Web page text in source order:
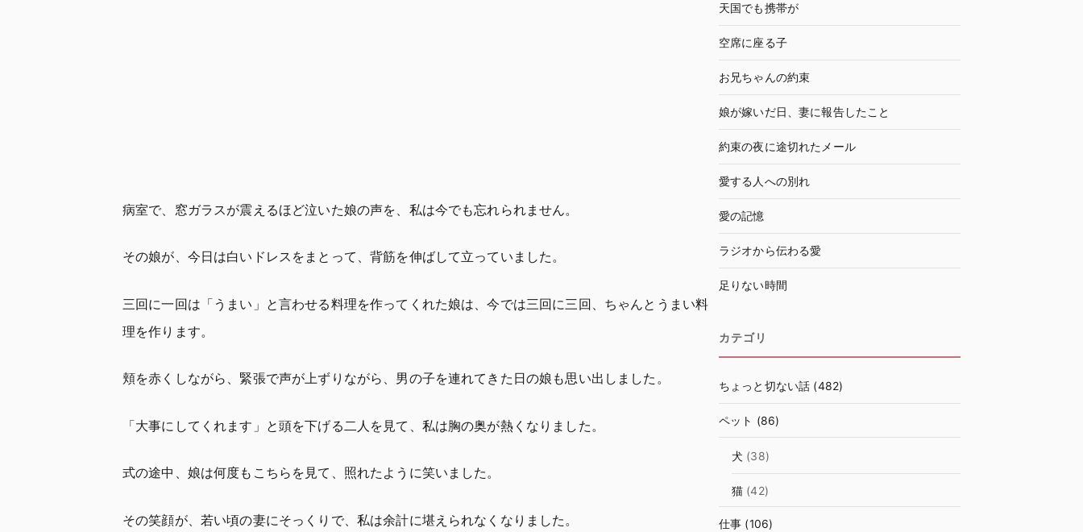
病室で、窓ガラスが震えるほど泣いた娘の声を、私は今でも忘れられません。
その娘が、今日は白いドレスをまとって、背筋を伸ばして立っていました。
三回に一回は「うまい」と言わせる料理を作ってくれた娘は、今では三回に三回、ちゃんとうまい料
理を作ります。
頬を赤くしながら、緊張で声が上ずりながら、男の子を連れてきた日の娘も思い出しました。
「大事にしてくれます」と頭を下げる二人を見て、私は胸の奥が熱くなりました。
式の途中、娘は何度もこちらを見て、照れたように笑いました。
その笑顔が、若い頃の妻にそっくりで、私は余計に堪えられなくなりました。
天国でも携帯が
空席に座る子
お兄ちゃんの約束
娘が嫁いだ日、妻に報告したこと
約束の夜に途切れたメール
愛する人への別れ
愛の記憶
ラジオから伝わる愛
足りない時間
カテゴリ
ちょっと切ない話 (482)
ペット (86)
犬 (38)
猫 (42)
仕事 (106)